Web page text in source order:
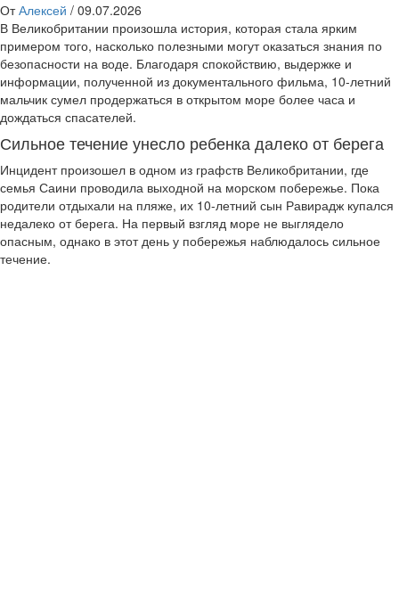
От Алексей / 09.07.2026
В Великобритании произошла история, которая стала ярким
примером того, насколько полезными могут оказаться знания по
безопасности на воде. Благодаря спокойствию, выдержке и
информации, полученной из документального фильма, 10-летний
мальчик сумел продержаться в открытом море более часа и
дождаться спасателей.
Сильное течение унесло ребенка далеко от берега
Инцидент произошел в одном из графств Великобритании, где
семья Саини проводила выходной на морском побережье. Пока
родители отдыхали на пляже, их 10-летний сын Равирадж купался
недалеко от берега. На первый взгляд море не выглядело
опасным, однако в этот день у побережья наблюдалось сильное
течение.